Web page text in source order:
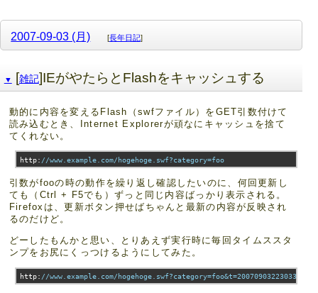
2007-09-03 (月) [長年日記]
▼ [雑記]IEがやたらとFlashをキャッシュする
動的に内容を変えるFlash（swfファイル）をGET引数付けて
読み込むとき、Internet Explorerが頑なにキャッシュを捨て
てくれない。
http: //www.example.com/hogehoge.swf?category=foo
引数がfooの時の動作を繰り返し確認したいのに、何回更新し
ても（Ctrl + F5でも）ずっと同じ内容ばっかり表示される。
Firefoxは、更新ボタン押せばちゃんと最新の内容が反映され
るのだけど。
どーしたもんかと思い、とりあえず実行時に毎回タイムススタ
ンプをお尻にくっつけるようにしてみた。
http: //www.example.com/hogehoge.swf?category=foo&t=20070903223033